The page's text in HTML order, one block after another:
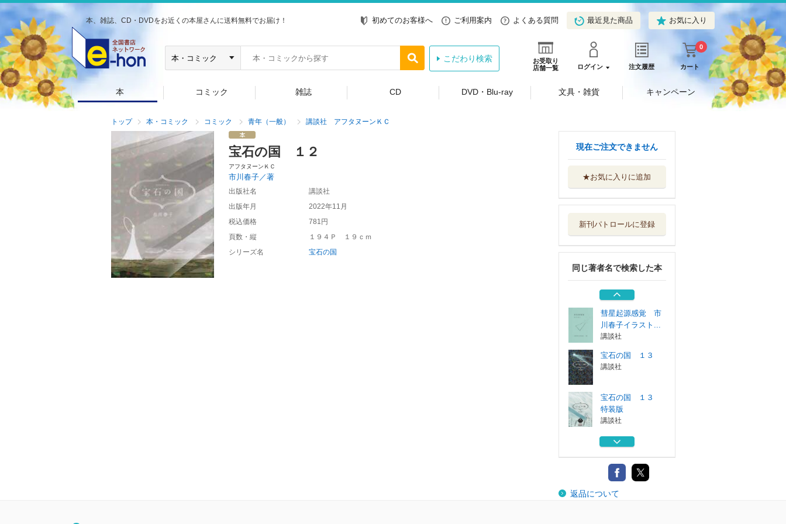
本、雑誌、CD・DVDをお近くの本屋さんに送料無料でお届け！ 初めてのお客様へ ご利用案内 よくある質問 最近見た商品 お気に入り
お受取り
店舗一覧
ログイン 注文履歴 カート
0
こだわり検索
本 コミック 雑誌 CD DVD・Blu-ray 文具・雑貨 キャンペーン
トップ 本・コミック コミック 青年（一般） 講談社 アフタヌーンＫＣ
宝石の国 １２
アフタヌーンＫＣ
市川春子／著
出版社名
講談社
出版年月
2022年11月
税込価格
781円
頁数・縦
１９４Ｐ １９ｃｍ
シリーズ名
宝石の国
現在ご注文できません
★お気に入りに追加
新刊パトロールに登録
同じ著者名で検索した本
宝石の国 １３
特装版
宝石の国 １２
宝石の国 １２
特装版
講談社
彗星起源感覚 市
川春子イラスト...
講談社
宝石の国 １３
講談社
宝石の国 １３
特装版
講談社
宝石の国 １２
宝石の国 １２
特装版
返品について